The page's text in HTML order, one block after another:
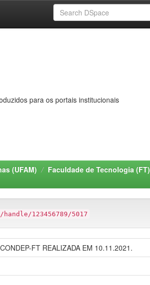
para os portais institucionais
(UFAM)
Faculdade de Tecnologia (FT)
123456789/5017
FT REALIZADA EM 10.11.2021.